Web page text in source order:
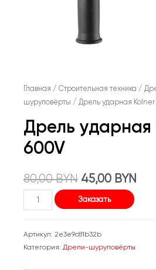
Главная / Строительная техника /
шуруповёрты / Дрель ударная Kolner
Дрель ударная
600V
80,00BYN
цена
80,00 BYN.
45,00 BYN
Количество
товара
ударная
Заказать
Артикул: 2e3e9c81b32b
Категория: Дрели-шуруповёрты